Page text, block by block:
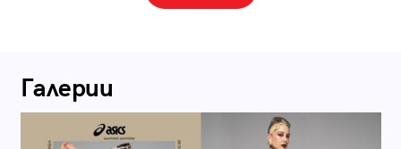
Галерии